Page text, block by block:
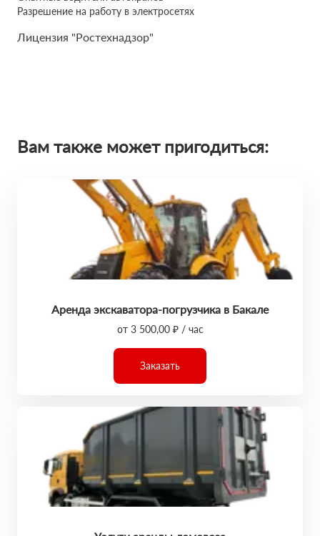
Разрешение на работу в электросетях
Лицензия "Ростехнадзор"
Вам также может пригодиться:
Аренда экскаватора-погрузчика в Бакале
от 3 500,00 ₽ / час
Заказать